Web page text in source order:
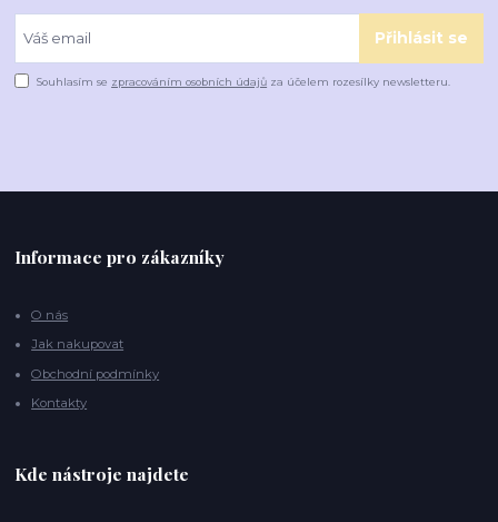
Přihlásit se
Souhlasím se zpracováním osobních údajů za účelem rozesílky newsletteru.
Informace pro zákazníky
O nás
Jak nakupovat
Obchodní podmínky
Kontakty
Kde nástroje najdete